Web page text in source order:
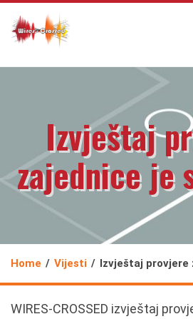
Izvještaj
zajednice je
Home Vijesti Izvještaj provjere
WIRES-CROSSED izvještaj